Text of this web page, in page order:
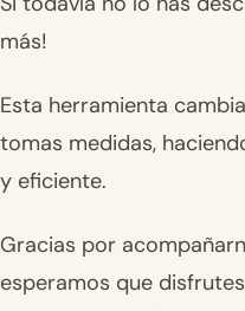
más!
Esta herramienta
tomas medidas,
y eficiente.
Gracias por
esperamos que